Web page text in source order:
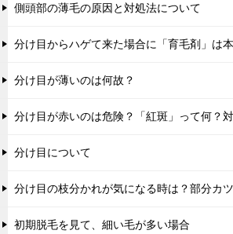
側頭部の薄毛の原因と対処法について
分け目からハゲて来た場合に「育毛剤」は
分け目が薄いのは何故？
分け目が赤いのは危険？「紅斑」って何？
分け目について
分け目の枝分かれが気になる時は？部分カ
初期脱毛を見て、細い毛が多い場合